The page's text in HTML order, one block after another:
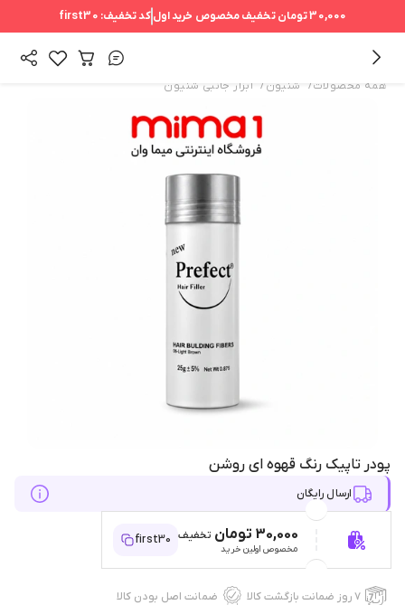
30,000 تومان تخفیف مخصوص خرید اول کد تخفیف: first30
همه محصولات/ شنیون / ابزار جانبی شنیون
پودر تاپیک رنگ قهوه ای روشن
ارسال رایگان
30,000 تومان تخفیف
مخصوص اولین خرید
first30
۷ روز ضمانت بازگشت کالا ضمانت اصل بودن کالا